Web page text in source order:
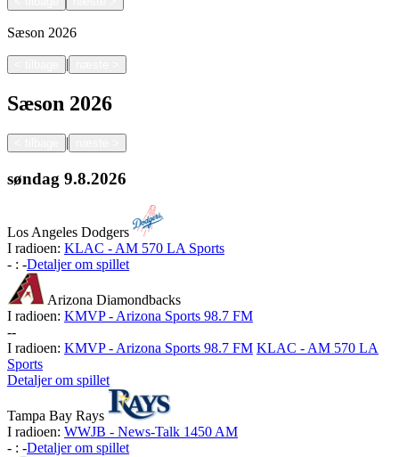
Sæson 2026
|
Sæson 2026
|
søndag 9.8.2026
Los Angeles Dodgers
I radioen: KLAC - AM 570 LA Sports
- : -Detaljer om spillet
Arizona Diamondbacks
I radioen: KMVP - Arizona Sports 98.7 FM
--
I radioen: KMVP - Arizona Sports 98.7 FM KLAC - AM 570 LA
Sports
Detaljer om spillet
Tampa Bay Rays
I radioen: WWJB - News-Talk 1450 AM
- : -Detaljer om spillet